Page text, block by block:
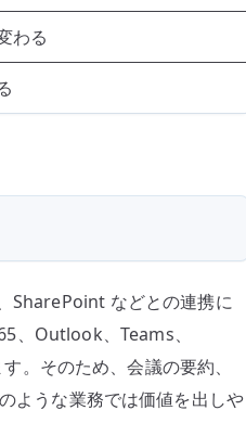
わる
SharePoint などとの連携に
、Outlook、Teams、
。そのため、会議の要約、
ような業務では価値を出しや